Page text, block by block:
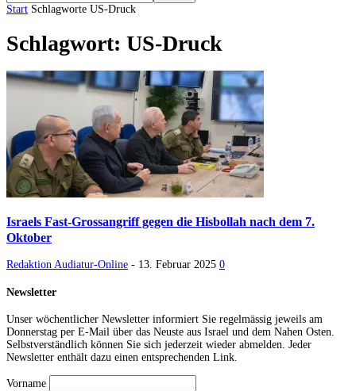
Start Schlagworte US-Druck
Schlagwort: US-Druck
Israels Fast-Grossangriff gegen die Hisbollah nach dem 7.
Oktober
Redaktion Audiatur-Online - 13. Februar 2025 0
Newsletter
Unser wöchentlicher Newsletter informiert Sie regelmässig jeweils am
Donnerstag per E-Mail über das Neuste aus Israel und dem Nahen Osten.
Selbstverständlich können Sie sich jederzeit wieder abmelden. Jeder
Newsletter enthält dazu einen entsprechenden Link.
Vorname